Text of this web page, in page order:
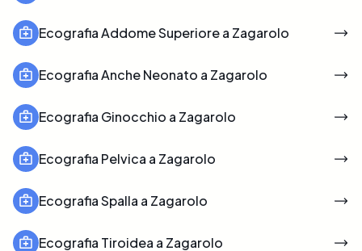
Ecografia Addome Superiore a Zagarolo
Ecografia Anche Neonato a Zagarolo
Ecografia Ginocchio a Zagarolo
Ecografia Pelvica a Zagarolo
Ecografia Spalla a Zagarolo
Ecografia Tiroidea a Zagarolo